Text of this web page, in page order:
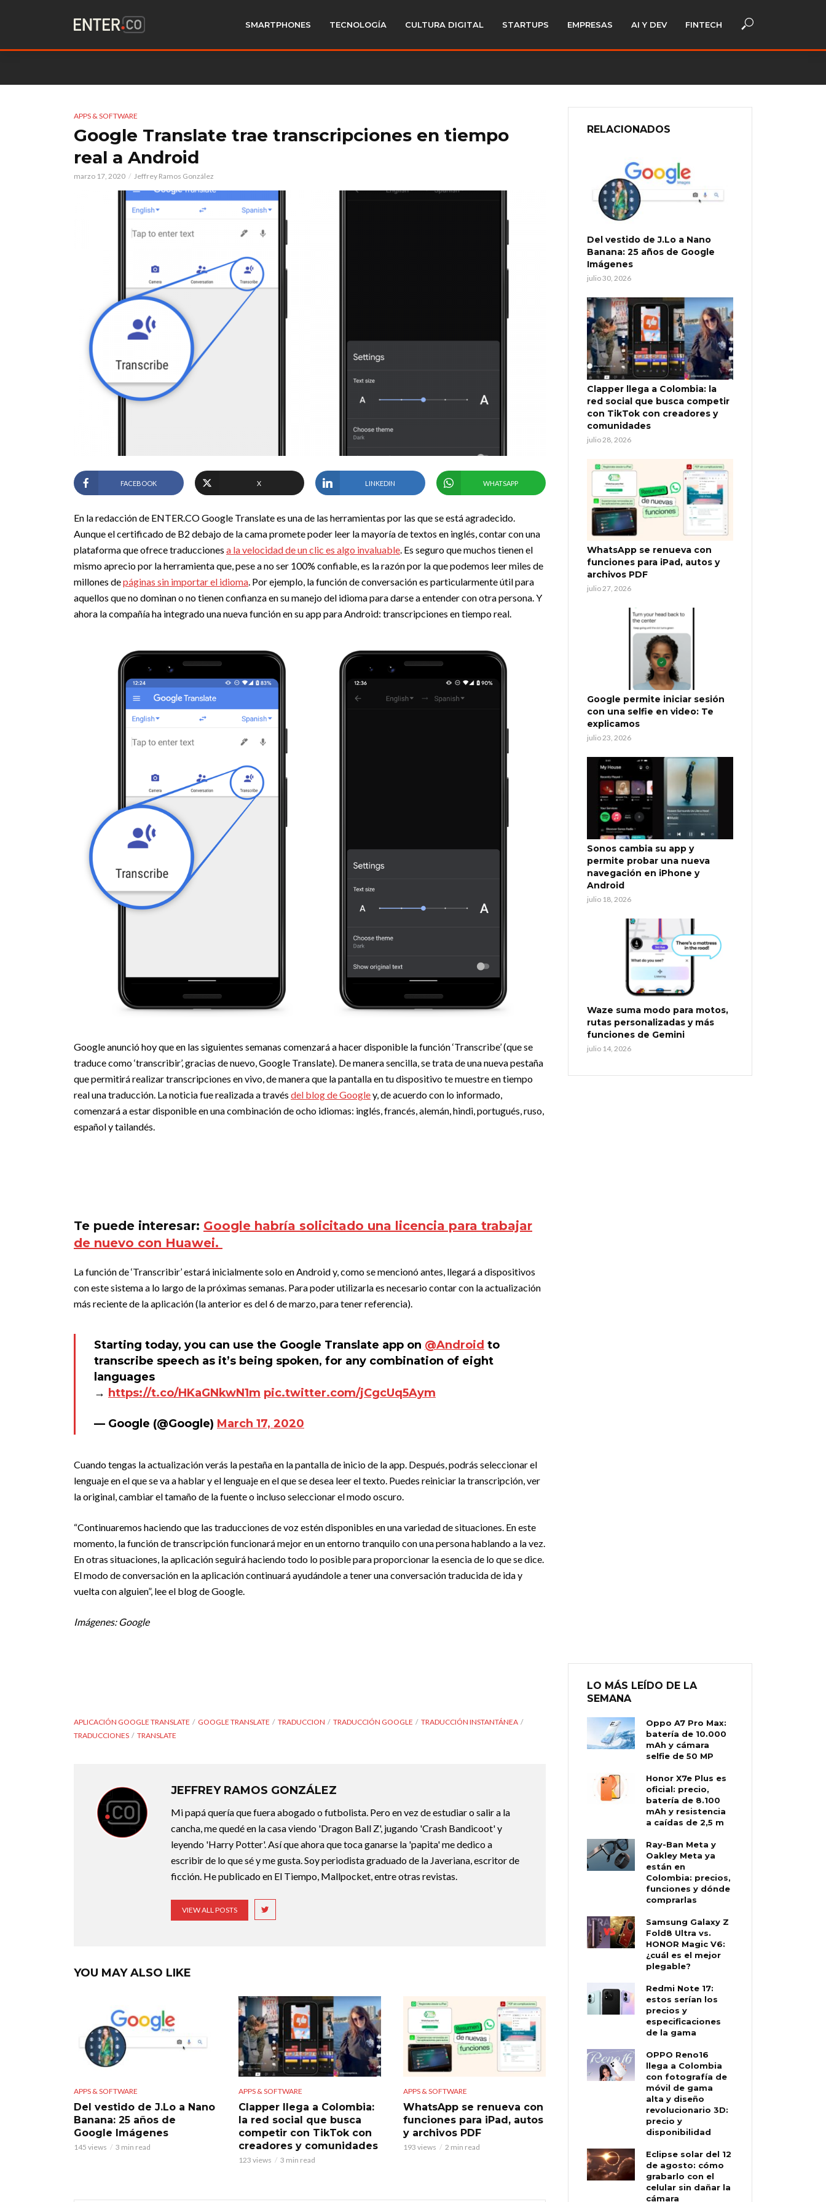
SMARTPHONES TECNOLOGÍA CULTURA DIGITAL STARTUPS EMPRESAS AI Y DEV FINTECH
APPS & SOFTWARE
Google Translate trae transcripciones en tiempo
real a Android
marzo 17, 2020 Jeffrey Ramos González
FACEBOOK X LINKEDIN WHATSAPP
En la redacción de ENTER.CO Google Translate es una de las herramientas por las que se está agradecido.
Aunque el certificado de B2 debajo de la cama promete poder leer la mayoría de textos en inglés, contar con una
plataforma que ofrece traducciones a la velocidad de un clic es algo invaluable. Es seguro que muchos tienen el
mismo aprecio por la herramienta que, pese a no ser 100% confiable, es la razón por la que podemos leer miles de
millones depáginas sin importar el idioma. Por ejemplo, la función de conversación es particularmente útil para
aquellos que no dominan o no tienen confianza en su manejo del idioma para darse a entender con otra persona. Y
ahora la compañía ha integrado una nueva función en su app para Android: transcripciones en tiempo real.
Google anunció hoy que en las siguientes semanas comenzará a hacer disponible la función ‘Transcribe’ (que se
traduce como ‘transcribir’, gracias de nuevo, Google Translate). De manera sencilla, se trata de una nueva pestaña
que permitirá realizar transcripciones en vivo, de manera que la pantalla en tu dispositivo te muestre en tiempo
real una traducción. La noticia fue realizada a través del blog de Googley, de acuerdo con lo informado,
comenzará a estar disponible en una combinación de ocho idiomas: inglés, francés, alemán, hindi, portugués, ruso,
español y tailandés.
Te puede interesar: Google habría solicitado una licencia para trabajar
de nuevo con Huawei.
La función de ‘Transcribir’ estará inicialmente solo en Android y, como se mencionó antes, llegará a dispositivos
con este sistema a lo largo de la próximas semanas. Para poder utilizarla es necesario contar con la actualización
más reciente de la aplicación (la anterior es del 6 de marzo, para tener referencia).
Starting today, you can use the Google Translate app on @Android to
transcribe speech as it’s being spoken, for any combination of eight
languages
→ https://t.co/HKaGNkwN1m pic.twitter.com/jCgcUq5Aym
— Google (@Google) March 17, 2020
Cuando tengas la actualización verás la pestaña en la pantalla de inicio de la app. Después, podrás seleccionar el
lenguaje en el que se va a hablar y el lenguaje en el que se desea leer el texto. Puedes reiniciar la transcripción, ver
la original, cambiar el tamaño de la fuente o incluso seleccionar el modo oscuro.
“Continuaremos haciendo que las traducciones de voz estén disponibles en una variedad de situaciones. En este
momento, la función de transcripción funcionará mejor en un entorno tranquilo con una persona hablando a la vez.
En otras situaciones, la aplicación seguirá haciendo todo lo posible para proporcionar la esencia de lo que se dice.
El modo de conversación en la aplicación continuará ayudándole a tener una conversación traducida de ida y
vuelta con alguien”, lee el blog de Google.
Imágenes: Google
APLICACIÓN GOOGLE TRANSLATE GOOGLE TRANSLATE TRADUCCION TRADUCCIÓN GOOGLE
TRADUCCIÓN INSTANTÁNEA
TRADUCCIONES
TRANSLATE
JEFFREY RAMOS GONZÁLEZ
Mi papá quería que fuera abogado o futbolista. Pero en vez de estudiar o salir a la
cancha, me quedé en la casa viendo 'Dragon Ball Z', jugando 'Crash Bandicoot' y
leyendo 'Harry Potter'. Así que ahora que toca ganarse la 'papita' me dedico a
escribir de lo que sé y me gusta. Soy periodista graduado de la Javeriana, escritor de
ficción. He publicado en El Tiempo, Mallpocket, entre otras revistas.
VIEW ALL POSTS
YOU MAY ALSO LIKE
APPS & SOFTWARE
Del vestido de J.Lo a Nano
Banana: 25 años de
Google Imágenes
145 views 3 min read
APPS & SOFTWARE
Clapper llega a Colombia:
la red social que busca
competir con TikTok con
creadores y comunidades
123 views 3 min read
APPS & SOFTWARE
WhatsApp se renueva con
funciones para iPad, autos
y archivos PDF
193 views 2 min read
RELACIONADOS
Del vestido de J.Lo a Nano
Banana: 25 años de Google
Imágenes
julio 30, 2026
Clapper llega a Colombia: la
red social que busca competir
con TikTok con creadores y
comunidades
julio 28, 2026
WhatsApp se renueva con
funciones para iPad, autos y
archivos PDF
julio 27, 2026
Google permite iniciar sesión
con una selfie en video: Te
explicamos
julio 23, 2026
Sonos cambia su app y
permite probar una nueva
navegación en iPhone y
Android
julio 18, 2026
Waze suma modo para motos,
rutas personalizadas y más
funciones de Gemini
julio 14, 2026
LO MÁS LEÍDO DE LA
SEMANA
Oppo A7 Pro Max:
batería de 10.000
mAh y cámara
selfie de 50 MP
Honor X7e Plus es
oficial: precio,
batería de 8.100
mAh y resistencia
a caídas de 2,5 m
Ray-Ban Meta y
Oakley Meta ya
están en
Colombia: precios,
funciones y dónde
comprarlas
Samsung Galaxy Z
Fold8 Ultra vs.
HONOR Magic V6:
¿cuál es el mejor
plegable?
Redmi Note 17:
estos serían los
precios y
especificaciones
de la gama
OPPO Reno16
llega a Colombia
con fotografía de
móvil de gama
alta y diseño
revolucionario 3D:
precio y
disponibilidad
Eclipse solar del 12
de agosto: cómo
grabarlo con el
celular sin dañar la
cámara